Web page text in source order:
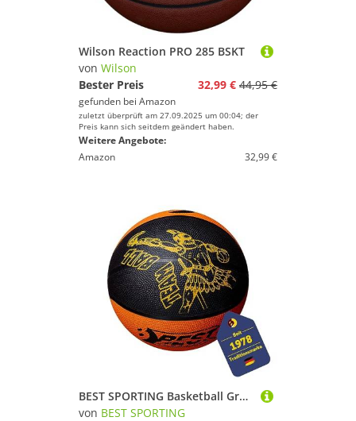
Wilson Reaction PRO 285 BSKT
von Wilson
Bester Preis
32,99 € 44,95 €
gefunden bei Amazon
zuletzt überprüft am 27.09.2025 um 00:04; der
Preis kann sich seitdem geändert haben.
Weitere Angebote:
Amazon
32,99 €
BEST SPORTING Basketball Größe 5 I Kleiner Ball in orange/schwarz I Kinder Basketball mit 22 cm Durchmesser und 300 g I Basketball klein I Basketball Mini I Kleiner Basketball (1)
von BEST SPORTING